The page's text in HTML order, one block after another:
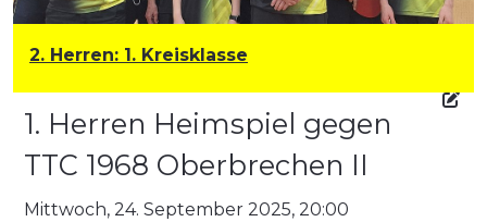
2. Herren: 1. Kreisklasse
1. Herren Heimspiel gegen
TTC 1968 Oberbrechen II
Mittwoch, 24. September 2025, 20:00